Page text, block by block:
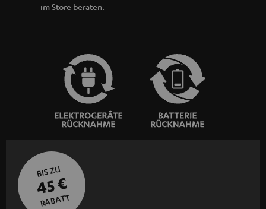
im Store beraten.
BIS ZU
45 €
RABATT